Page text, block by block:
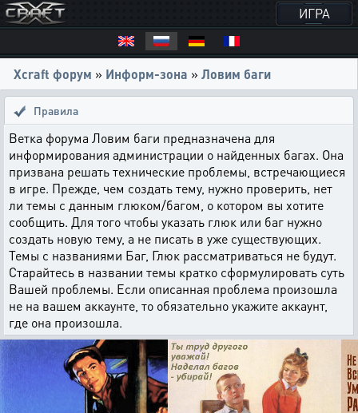
ИГРА
Xcraft форум » Информ-зона » Ловим баги
Правила
Ветка форума Ловим баги предназначена для
информирования администрации о найденных багах. Она
призвана решать технические проблемы, встречающиеся
в игре. Прежде, чем создать тему, нужно проверить, нет
ли темы с данным глюком/багом, о котором вы хотите
сообщить. Для того чтобы указать глюк или баг нужно
создать новую тему, а не писать в уже существующих.
Темы с названиями Баг, Глюк рассматриваться не будут.
Старайтесь в названии темы кратко сформулировать суть
Вашей проблемы. Если описанная проблема произошла
не на вашем аккаунте, то обязательно укажите аккаунт,
где она произошла.